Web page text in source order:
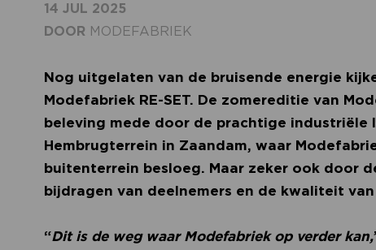
14 JUL 2025
DOOR MODEFABRIEK
Nog uitgelaten van de bruisende energie
Modefabriek RE-SET. De zomereditie van
beleving mede door de prachtige industriële
Hembrugterrein in Zaandam, waar
buitenterrein besloeg. Maar zeker ook door
bijdragen van deelnemers en de kwaliteit
“Dit is de weg waar Modefabriek op verder kan,